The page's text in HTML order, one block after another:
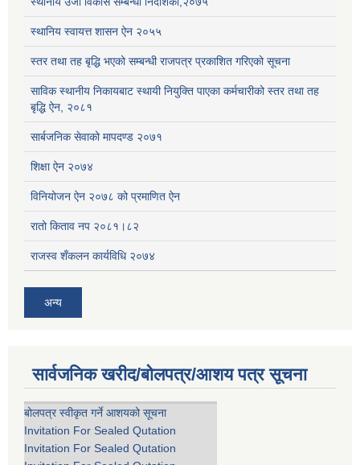
स्थानिय स्वायत्त शासन ऐन २०५५
स्तर तथा तह बृद्धि भएको सम्बन्धी राजपत्र प्रकाशित गरिएको सूचना
साविक स्थानीय निकायबाट स्थायी नियुक्ति पाएका कर्मचारीको स्तर तथा तह
बृद्धि ऐन, २०८१
सार्बजनिक सेवाको मापदण्ड २०७१
शिक्षा ऐन २०७४
विनियोजन ऐन २०७८ को प्रमाणित ऐन
रातो किताव नप २०८१।८२
राजस्व शँकलन कार्यविधि २०७४
अन्य
सार्वजनिक खरीद/बोलपत्र/आशय पत्र सूचना
बोलपत्र स्वीकृत गर्ने आशयको सूचना
Invitation For Sealed Qutation
Invitation For Sealed Qutation